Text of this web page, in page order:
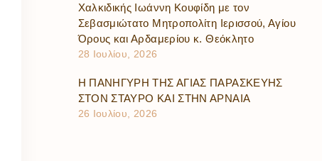
Χαλκιδικής Ιωάννη Κουφίδη με τον
Σεβασμιώτατο Μητροπολίτη Ιερισσού, Αγίου
Όρους και Αρδαμερίου κ. Θεόκλητο
28 Ιουλίου, 2026
Η ΠΑΝΗΓΥΡΗ ΤΗΣ ΑΓΙΑΣ ΠΑΡΑΣΚΕΥΗΣ
ΣΤΟΝ ΣΤΑΥΡΟ ΚΑΙ ΣΤΗΝ ΑΡΝΑΙΑ
26 Ιουλίου, 2026